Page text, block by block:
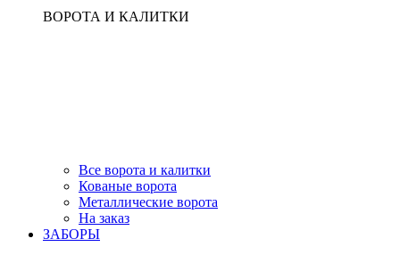
ВОРОТА И КАЛИТКИ
Все ворота и калитки
Кованые ворота
Металлические ворота
На заказ
ЗАБОРЫ